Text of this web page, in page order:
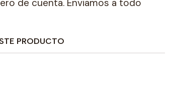
de cuenta. Enviamos a todo
PRODUCTO